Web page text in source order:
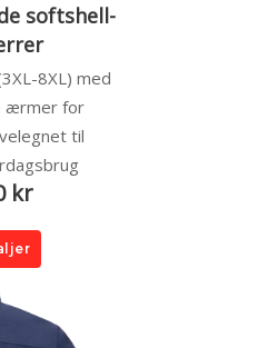
softshell-
8XL) med
ærmer for
til
kr